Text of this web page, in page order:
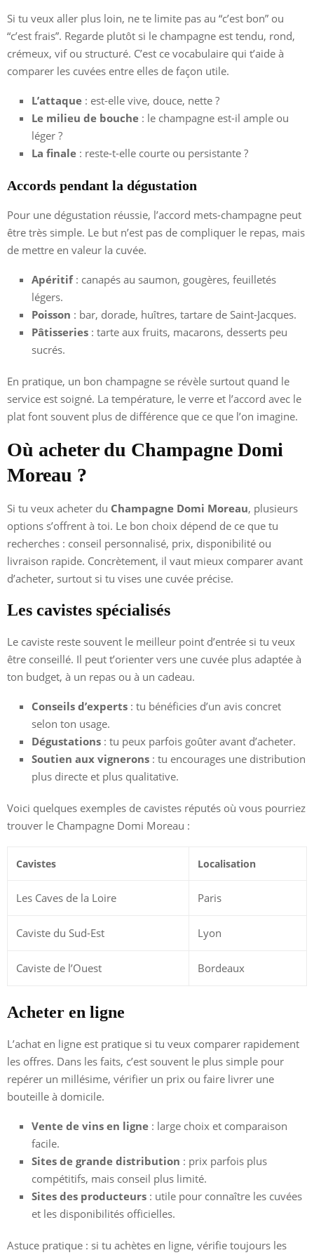
Si tu veux aller plus loin, ne te limite pas au “c’est bon” ou
“c’est frais”. Regarde plutôt si le champagne est tendu, rond,
crémeux, vif ou structuré. C’est ce vocabulaire qui t’aide à
comparer les cuvées entre elles de façon utile.
L’attaque : est-elle vive, douce, nette ?
Le milieu de bouche : le champagne est-il ample ou
léger ?
La finale : reste-t-elle courte ou persistante ?
Accords pendant la dégustation
Pour une dégustation réussie, l’accord mets-champagne peut
être très simple. Le but n’est pas de compliquer le repas, mais
de mettre en valeur la cuvée.
Apéritif: canapés au saumon, gougères, feuilletés
légers.
Poisson : bar, dorade, huîtres, tartare de Saint-Jacques.
Pâtisseries : tarte aux fruits, macarons, desserts peu
sucrés.
En pratique, un bon champagne se révèle surtout quand le
service est soigné. La température, le verre et l’accord avec le
plat font souvent plus de différence que ce que l’on imagine.
Où acheter du Champagne Domi
Moreau ?
Si tu veux acheter du Champagne Domi Moreau, plusieurs
options s’offrent à toi. Le bon choix dépend de ce que tu
recherches : conseil personnalisé, prix, disponibilité ou
livraison rapide. Concrètement, il vaut mieux comparer avant
d’acheter, surtout si tu vises une cuvée précise.
Les cavistes spécialisés
Le caviste reste souvent le meilleur point d’entrée si tu veux
être conseillé. Il peut t’orienter vers une cuvée plus adaptée à
ton budget, à un repas ou à un cadeau.
Conseils d’experts : tu bénéficies d’un avis concret
selon ton usage.
Dégustations : tu peux parfois goûter avant d’acheter.
Soutien aux vignerons : tu encourages une distribution
plus directe et plus qualitative.
Voici quelques exemples de cavistes réputés où vous pourriez
trouver le Champagne Domi Moreau :
Cavistes Localisation
Les Caves de la Loire Paris
Caviste du Sud-Est Lyon
Caviste de l’Ouest Bordeaux
Acheter en ligne
L’achat en ligne est pratique si tu veux comparer rapidement
les offres. Dans les faits, c’est souvent le plus simple pour
repérer un millésime, vérifier un prix ou faire livrer une
bouteille à domicile.
Vente de vins en ligne : large choix et comparaison
facile.
Sites de grande distribution : prix parfois plus
compétitifs, mais conseil plus limité.
Sites des producteurs : utile pour connaître les cuvées
et les disponibilités officielles.
Astuce pratique : si tu achètes en ligne, vérifie toujours les